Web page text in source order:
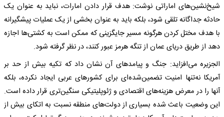
شیخ‌نشین‌های اماراتی نوشت: هدف قرار دادن امارات، نباید به عنوان یک
حادثه جداگانه تلقی شود، بلکه باید به عنوان بخشی از یک عملیات پیشگیرانه
با هدف مختل کردن هرگونه مسیر جایگزینی که ممکن است به کشتی‌ها اجازه
دهد از طریق دریای عمان از تنگه هرمز عبور کنند، در نظر گرفته شود.
الجزیره می‌افزاید: جنگ و پیامدهای آن نشان داد که تکیه بیش از حد بر
آمریکا نه‌تنها امنیت تضمین‌شده‌ای برای کشورهای عربی ایجاد نکرده، بلکه
آنها را در معرض هزینه‌های اقتصادی و ژئوپلیتیکی سنگین‌تری قرار داده است.
این وضعیت باعث شده بسیاری از دولت‌های منطقه نسبت به اتکای بیش از